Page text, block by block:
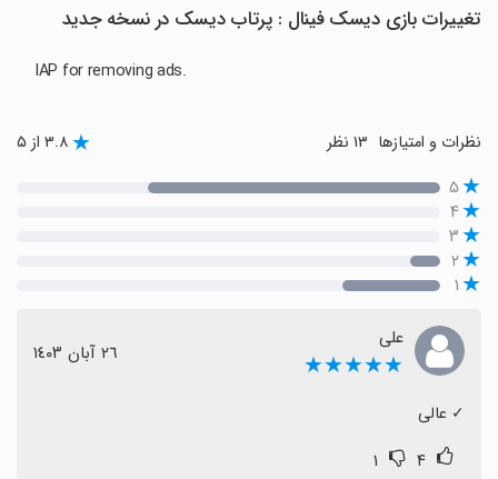
تغییرات بازی دیسک فینال : پرتاب دیسک در نسخه جدید
IAP for removing ads.
نظرات و امتیازها ۳.۸ از ۵
۵
۴
۳
۲
۱
علی
★★★★★ ٢٦ آبان ١٤٠٣
‏✓ عالی
۴ ۱